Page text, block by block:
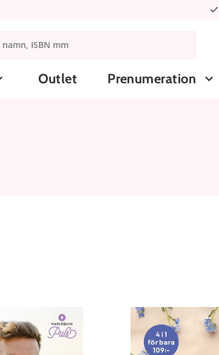
Outlet Prenumeration